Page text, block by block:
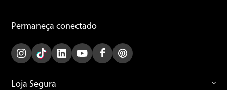
Permaneça conectado
Loja Segura